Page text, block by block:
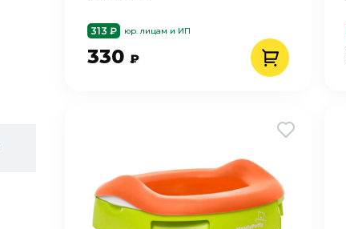
313 ₽ юр. лицам и ИП
330 ₽